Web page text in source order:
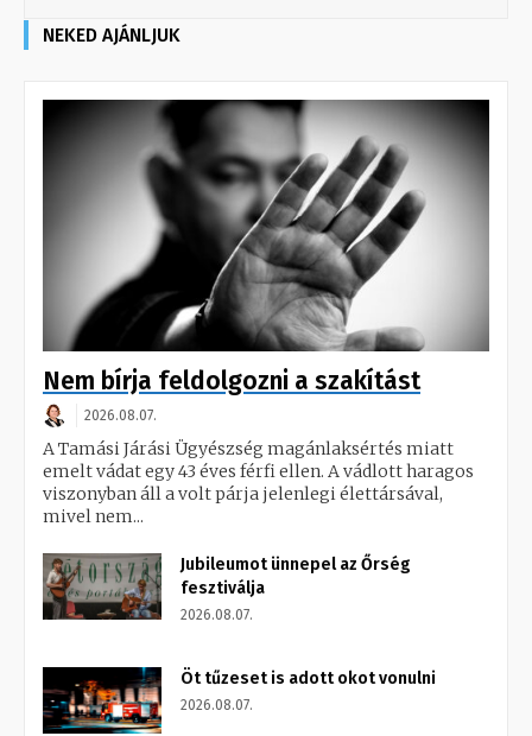
NEKED AJÁNLJUK
Nem bírja feldolgozni a szakítást
2026.08.07.
A Tamási Járási Ügyészség magánlaksértés miatt
emelt vádat egy 43 éves férfi ellen. A vádlott haragos
viszonyban áll a volt párja jelenlegi élettársával,
mivel nem...
Jubileumot ünnepel az Őrség
fesztiválja
2026.08.07.
Öt tűzeset is adott okot vonulni
2026.08.07.